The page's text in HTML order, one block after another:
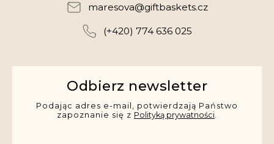
maresova@giftbaskets.cz
(+420) 774 636 025
Odbierz newsletter
Podając adres e-mail, potwierdzają Państwo
zapoznanie się z Polityką prywatności